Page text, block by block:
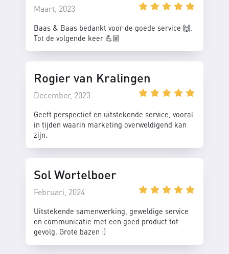
Maart, 2023
Baas & Baas bedankt voor de goede service 🙌.
Tot de volgende keer 💪🏼
Rogier van Kralingen
December, 2023
Geeft perspectief en uitstekende service, vooral
in tijden waarin marketing overweldigend kan
zijn.
Sol Wortelboer
Februari, 2024
Uitstekende samenwerking, geweldige service
en communicatie met een goed product tot
gevolg. Grote bazen :)